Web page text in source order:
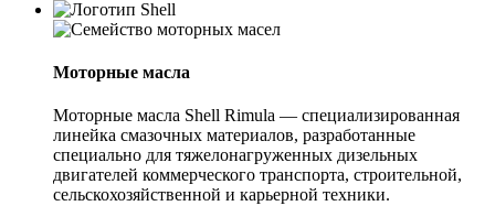
Моторные масла
Моторные масла Shell Rimula — специализированная
линейка смазочных материалов, разработанные
специально для тяжелонагруженных дизельных
двигателей коммерческого транспорта, строительной,
сельскохозяйственной и карьерной техники.